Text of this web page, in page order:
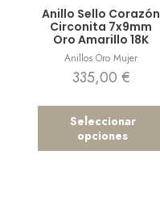
Anillo Sello Corazón
Circonita 7x9mm
Oro Amarillo 18K
Anillos Oro Mujer
335,00 €
Seleccionar
opciones